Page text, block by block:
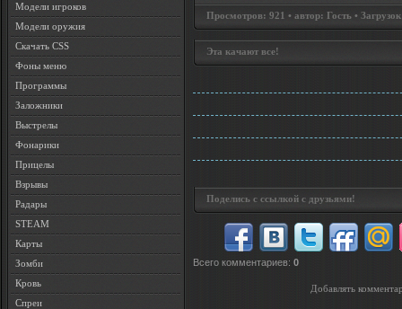
Модели игроков
Модели оружия
Скачать CSS
Фоны меню
Программы
Заложники
Выстрелы
Фонарики
Прицелы
Взрывы
Радары
STEAM
Карты
Зомби
Кровь
Спреи
Просмотров: 921 • автор: Гость •
Эта качают все!
Поделись с ссылкой с друзьями!
Всего комментариев: 0
Добавлять